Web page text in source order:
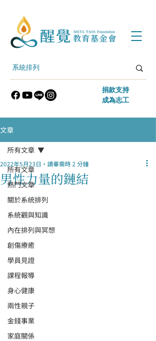
​捐款支持
​成為志工
文章
所有文章
熱門文章
關於系統排列
系統觀與知識
內在排列與冥想
創傷療癒
學員見證
課程報導
身心健康
兩性親子
金錢事業
家庭關係
所有文章
男性力量的鏈結
2022年5月23日 讀畢需時 2 分鐘